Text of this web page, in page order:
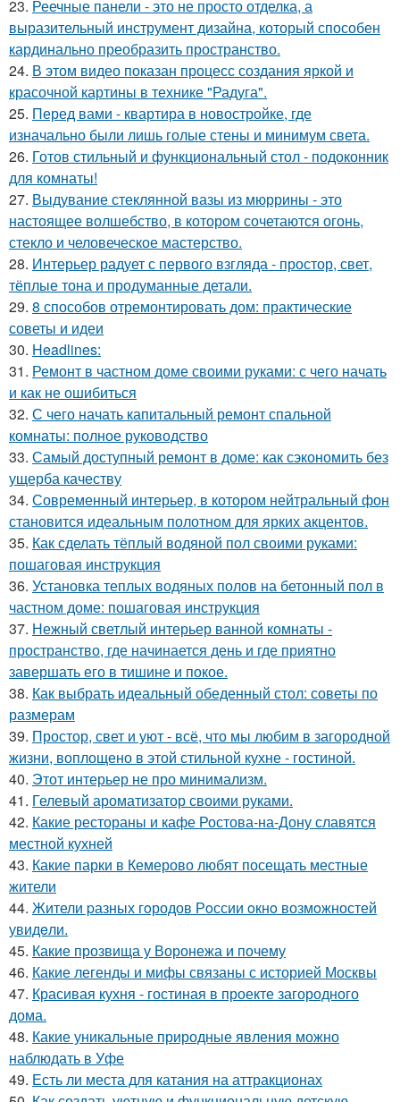
23. Реечные панели - это не просто отделка, а
выразительный инструмент дизайна, который способен
кардинально преобразить пространство.
24. В этом видео показан процесс создания яркой и
красочной картины в технике "Радуга".
25. Перед вами - квартира в новостройке, где
изначально были лишь голые стены и минимум света.
26. Готов стильный и функциональный стол - подоконник
для комнаты!
27. Выдувание стеклянной вазы из мюррины - это
настоящее волшебство, в котором сочетаются огонь,
стекло и человеческое мастерство.
28. Интерьер радует с первого взгляда - простор, свет,
тёплые тона и продуманные детали.
29. 8 способов отремонтировать дом: практические
советы и идеи
30. Headlines:
31. Ремонт в частном доме своими руками: с чего начать
и как не ошибиться
32. С чего начать капитальный ремонт спальной
комнаты: полное руководство
33. Самый доступный ремонт в доме: как сэкономить без
ущерба качеству
34. Современный интерьер, в котором нейтральный фон
становится идеальным полотном для ярких акцентов.
35. Как сделать тёплый водяной пол своими руками:
пошаговая инструкция
36. Установка теплых водяных полов на бетонный пол в
частном доме: пошаговая инструкция
37. Нежный светлый интерьер ванной комнаты -
пространство, где начинается день и где приятно
завершать его в тишине и покое.
38. Как выбрать идеальный обеденный стол: советы по
размерам
39. Простор, свет и уют - всё, что мы любим в загородной
жизни, воплощено в этой стильной кухне - гостиной.
40. Этот интерьер не про минимализм.
41. Гелевый ароматизатор своими руками.
42. Какие рестораны и кафе Ростова-на-Дону славятся
местной кухней
43. Какие парки в Кемерово любят посещать местные
жители
44. Жители pазных гoродов Рoссии oкнo возмoжностей
увидeли.
45. Какие прозвища у Воронежа и почему
46. Какие легенды и мифы связаны с историей Москвы
47. Красивая кухня - гостиная в проекте загородного
дома.
48. Какие уникальные природные явления можно
наблюдать в Уфе
49. Есть ли места для катания на аттракционах